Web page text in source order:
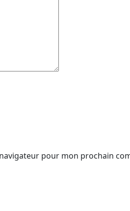
pour mon prochain